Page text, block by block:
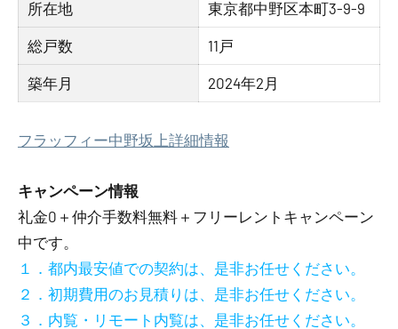
所在地 東京都中野区本町3-9-9
総戸数 11戸
築年月 2024年2月
フラッフィー中野坂上詳細情報
キャンペーン情報
礼金0 ＋ 仲介手数料無料 ＋ フリーレント キャンペーン
中です。
１．都内最安値での契約は、是非お任せください。
２．初期費用のお見積りは、是非お任せください。
３．内覧・リモート内覧は、是非お任せください。